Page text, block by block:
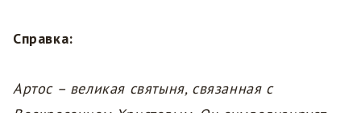
Справка:
Артос – великая святыня, связанная с